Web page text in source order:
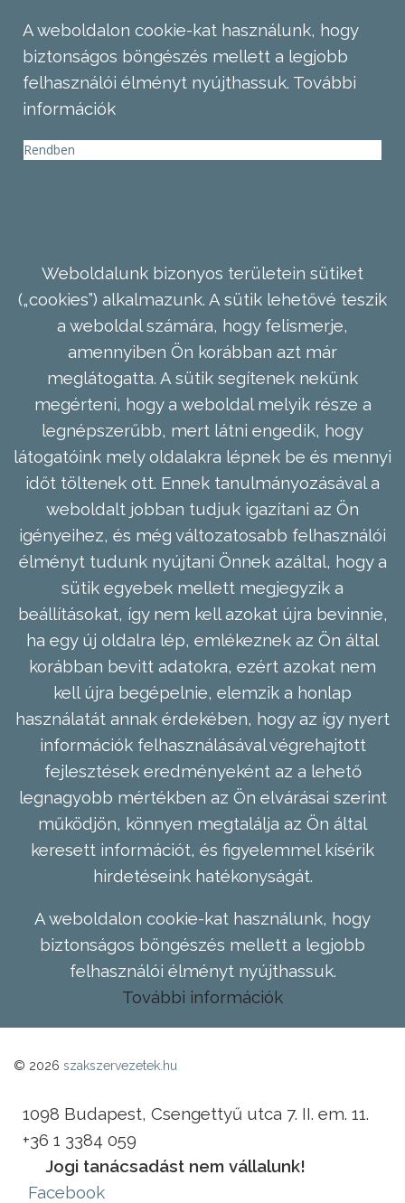
A weboldalon cookie-kat használunk, hogy
biztonságos böngészés mellett a legjobb
felhasználói élményt nyújthassuk. További
információk
Rendben
Weboldalunk bizonyos területein sütiket
(„cookies”) alkalmazunk. A sütik lehetővé teszik
a weboldal számára, hogy felismerje,
amennyiben Ön korábban azt már
meglátogatta. A sütik segítenek nekünk
megérteni, hogy a weboldal melyik része a
legnépszerűbb, mert látni engedik, hogy
látogatóink mely oldalakra lépnek be és mennyi
időt töltenek ott. Ennek tanulmányozásával a
weboldalt jobban tudjuk igazítani az Ön
igényeihez, és még változatosabb felhasználói
élményt tudunk nyújtani Önnek azáltal, hogy a
sütik egyebek mellett megjegyzik a
beállításokat, így nem kell azokat újra bevinnie,
ha egy új oldalra lép, emlékeznek az Ön által
korábban bevitt adatokra, ezért azokat nem
kell újra begépelnie, elemzik a honlap
használatát annak érdekében, hogy az így nyert
információk felhasználásával végrehajtott
fejlesztések eredményeként az a lehető
legnagyobb mértékben az Ön elvárásai szerint
működjön, könnyen megtalálja az Ön által
keresett információt, és figyelemmel kísérik
hirdetéseink hatékonyságát.
A weboldalon cookie-kat használunk, hogy
biztonságos böngészés mellett a legjobb
felhasználói élményt nyújthassuk.
További információk
© 2026 szakszervezetek.hu
1098 Budapest, Csengettyű utca 7. II. em. 11.
+36 1 3384 059
Jogi tanácsadást nem vállalunk!
Facebook